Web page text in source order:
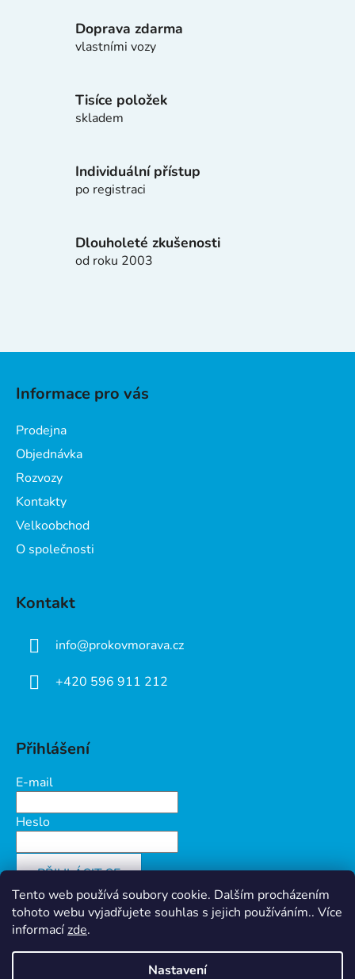
Tento web používá soubory cookie. Dalším procházením
tohoto webu vyjadřujete souhlas s jejich používáním.. Více
informacízde.
Nastavení
á
k
p
Doprava zdarma
vlastními vozy
Tisíce položek
skladem
Individuální přístup
po registraci
Dlouholeté zkušenosti
od roku 2003
Informace pro vás
Prodejna
Objednávka
Rozvozy
Kontakty
Velkoobchod
O společnosti
Kontakt
info@prokovmorava.cz
+420 596 911 212
Přihlášení
E-mail
Heslo
PŘIHLÁSIT SE
Nová registraceZapomenuté heslo
Vytvořil Shoptet&